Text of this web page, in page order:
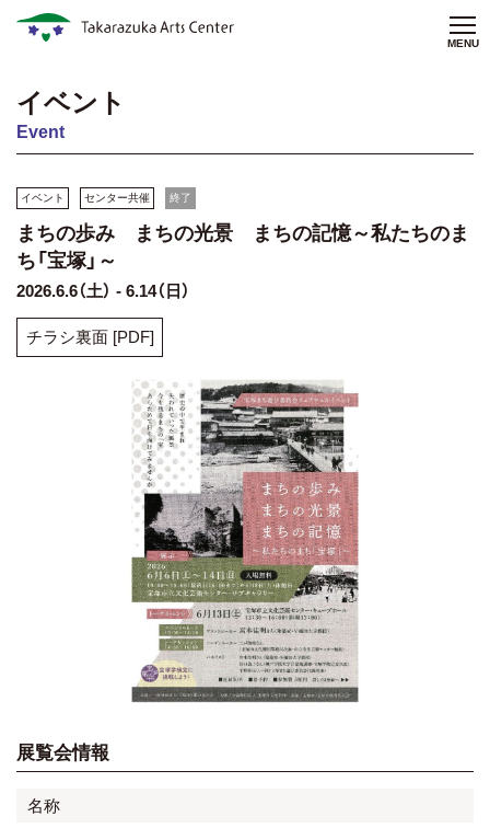
MENU
イベント
Event
イベント センター共催 終了
まちの歩み まちの光景 まちの記憶～私たちのま
ち「宝塚」～
2026.6.6（土） - 6.14（日）
チラシ裏面 [PDF]
展覧会情報
名称